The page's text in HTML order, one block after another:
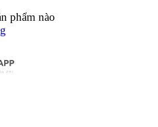
phẩm nào